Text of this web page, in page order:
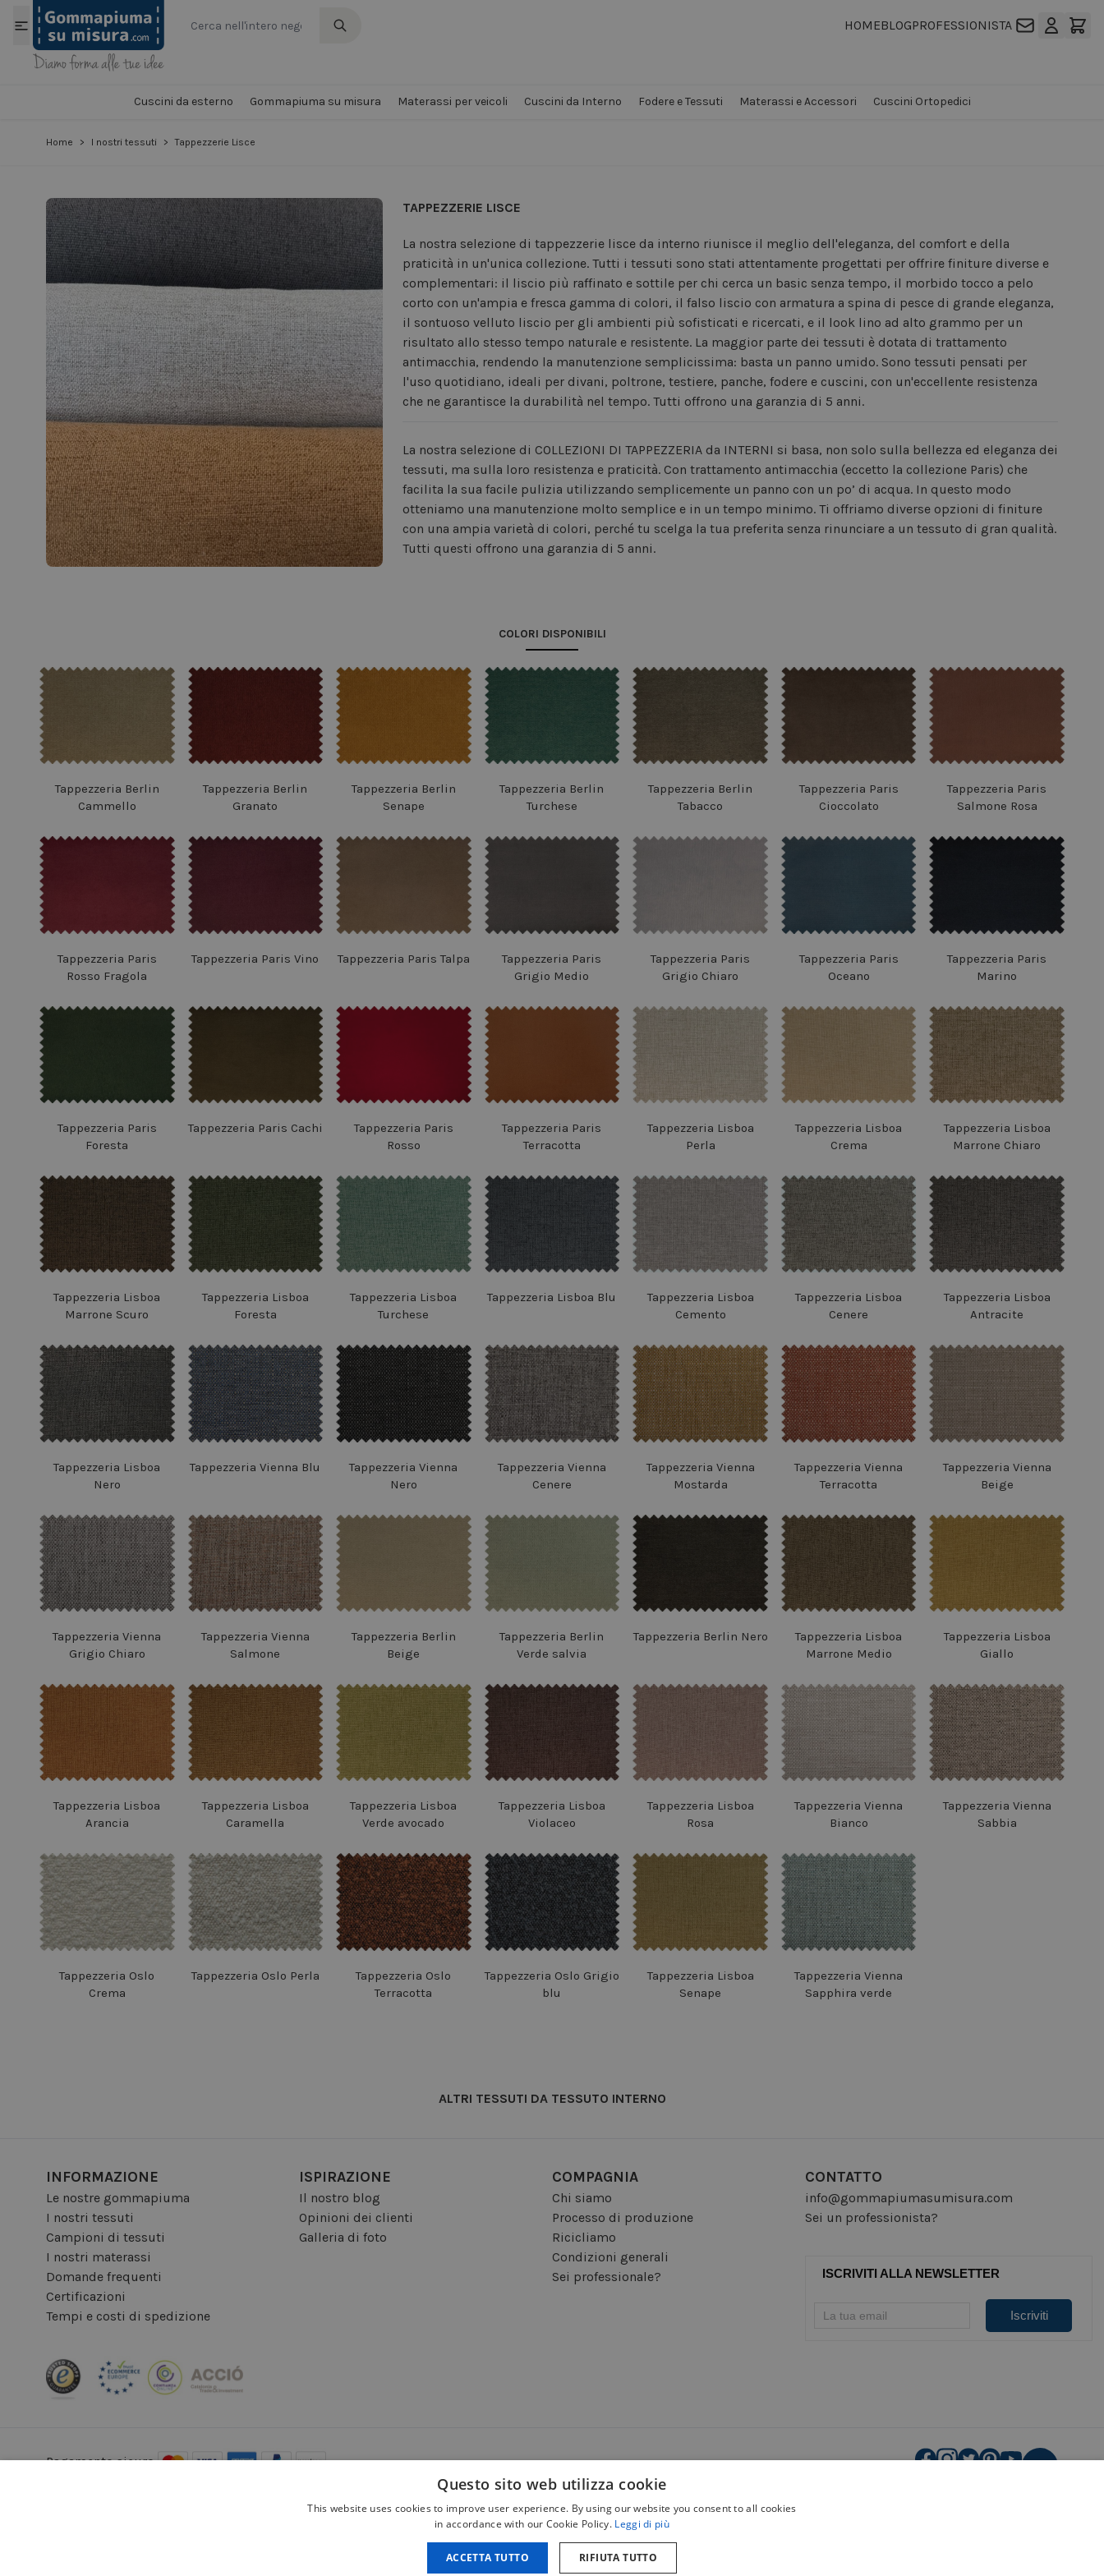
Salta al contenuto
HOMEBLOGPROFESSIONISTA
Cuscini da esterno Gommapiuma su misura Materassi per veicoli Cuscini da Interno Fodere e Tessuti Materassi e Accessori Cuscini Ortopedici
Home > I nostri tessuti > Tappezzerie Lisce
TAPPEZZERIE LISCE
La nostra selezione di tappezzerie lisce da interno riunisce il meglio dell'eleganza, del comfort e della
praticità in un'unica collezione. Tutti i tessuti sono stati attentamente progettati per offrire finiture diverse e
complementari: il liscio più raffinato e sottile per chi cerca un basic senza tempo, il morbido tocco a pelo
corto con un'ampia e fresca gamma di colori, il falso liscio con armatura a spina di pesce di grande eleganza,
il sontuoso velluto liscio per gli ambienti più sofisticati e ricercati, e il look lino ad alto grammo per un
risultato allo stesso tempo naturale e resistente. La maggior parte dei tessuti è dotata di trattamento
antimacchia, rendendo la manutenzione semplicissima: basta un panno umido. Sono tessuti pensati per
l'uso quotidiano, ideali per divani, poltrone, testiere, panche, fodere e cuscini, con un'eccellente resistenza
che ne garantisce la durabilità nel tempo. Tutti offrono una garanzia di 5 anni.
La nostra selezione di COLLEZIONI DI TAPPEZZERIA da INTERNI si basa, non solo sulla bellezza ed eleganza dei
tessuti, ma sulla loro resistenza e praticità. Con trattamento antimacchia (eccetto la collezione Paris) che
facilita la sua facile pulizia utilizzando semplicemente un panno con un po’ di acqua. In questo modo
otteniamo una manutenzione molto semplice e in un tempo minimo. Ti offriamo diverse opzioni di finiture
con una ampia varietà di colori, perché tu scelga la tua preferita senza rinunciare a un tessuto di gran qualità.
Tutti questi offrono una garanzia di 5 anni.
COLORI DISPONIBILI
Tappezzeria Berlin
Cammello
Tappezzeria Berlin
Granato
Tappezzeria Berlin
Senape
Tappezzeria Berlin
Turchese
Tappezzeria Berlin
Tabacco
Tappezzeria Paris
Cioccolato
Tappezzeria Paris
Salmone Rosa
Tappezzeria Paris
Rosso Fragola
Tappezzeria Paris Vino Tappezzeria Paris Talpa
Tappezzeria Paris
Grigio Medio
Tappezzeria Paris
Grigio Chiaro
Tappezzeria Paris
Oceano
Tappezzeria Paris
Marino
Tappezzeria Paris
Foresta
Tappezzeria Paris Cachi
Tappezzeria Paris
Rosso
Tappezzeria Paris
Terracotta
Tappezzeria Lisboa
Perla
Tappezzeria Lisboa
Crema
Tappezzeria Lisboa
Marrone Chiaro
Tappezzeria Lisboa
Marrone Scuro
Tappezzeria Lisboa
Foresta
Tappezzeria Lisboa
Turchese
Tappezzeria Lisboa Blu
Tappezzeria Lisboa
Cemento
Tappezzeria Lisboa
Cenere
Tappezzeria Lisboa
Antracite
Tappezzeria Lisboa
Nero
Tappezzeria Vienna Blu
Tappezzeria Vienna
Nero
Tappezzeria Vienna
Cenere
Tappezzeria Vienna
Mostarda
Tappezzeria Vienna
Terracotta
Tappezzeria Vienna
Beige
Tappezzeria Vienna
Grigio Chiaro
Tappezzeria Vienna
Salmone
Tappezzeria Berlin
Beige
Tappezzeria Berlin
Verde salvia
Tappezzeria Berlin Nero
Tappezzeria Lisboa
Marrone Medio
Tappezzeria Lisboa
Giallo
Tappezzeria Lisboa
Arancia
Tappezzeria Lisboa
Caramella
Tappezzeria Lisboa
Verde avocado
Tappezzeria Lisboa
Violaceo
Tappezzeria Lisboa
Rosa
Tappezzeria Vienna
Bianco
Tappezzeria Vienna
Sabbia
Tappezzeria Oslo
Crema
Tappezzeria Oslo Perla
Tappezzeria Oslo
Terracotta
Tappezzeria Oslo Grigio
blu
Tappezzeria Lisboa
Senape
Tappezzeria Vienna
Sapphira verde
ALTRI TESSUTI DA TESSUTO INTERNO
INFORMAZIONE
Le nostre gommapiuma
I nostri tessuti
Campioni di tessuti
I nostri materassi
Domande frequenti
Certificazioni
Tempi e costi di spedizione
ISPIRAZIONE
Il nostro blog
Opinioni dei clienti
Galleria di foto
COMPAGNIA
Chi siamo
Processo di produzione
Ricicliamo
Condizioni generali
Sei professionale?
CONTATTO
info@gommapiumasumisura.com
Sei un professionista?
ISCRIVITI ALLA NEWSLETTER
Pagamento sicuro:
Informativa sulla privacyPolítica sui cookiePolítica sui social media
Copyright © 2026 gommapiumasumisura.com. Tutti i diritti riservati.
Questo sito web utilizza cookie
This website uses cookies to improve user experience. By using our website you consent to all cookies
in accordance with our Cookie Policy. Leggi di più
ACCETTA TUTTO RIFIUTA TUTTO